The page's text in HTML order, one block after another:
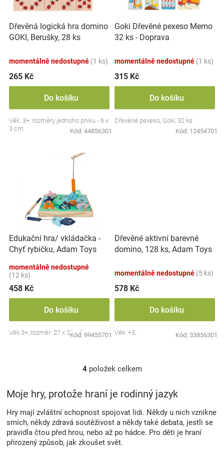
Značky
Blog
Hračkářství
Přihlášení
ůo
d
u
t
ů
Dřevěná logická hra domino
GOKI, Berušky, 28 ks
momentálně nedostupné (1 ks)
265 Kč
Do košíku
Věk: 3+, rozměry jednoho prvku - 6 x
3 cm
Kód: 44856301
Goki Dřevěné pexeso Memo
32 ks - Doprava
momentálně nedostupné (1 ks)
315 Kč
Do košíku
Dřevěné pexeso, Goki, 32 ks
Kód: 12454701
Edukační hra/ vkládačka -
Chyť rybičku, Adam Toys
momentálně nedostupné
(12 ks)
458 Kč
Do košíku
Věk 3+, rozměr: 27 x 20 x 3 cm
Kód: 99455701
Dřevěné aktivní barevné
domino, 128 ks, Adam Toys
momentálně nedostupné (5 ks)
578 Kč
Do košíku
Věk: +3, Kód: 33856301
O
l
á
d
a
c
í
4položek celkem
Moje hry, protože hraní je rodinný jazyk
Hry mají zvláštní schopnost spojovat lidi. Někdy u nich vznikne
smích, někdy zdravá soutěživost a někdy také debata, jestli se
pravidla čtou před hrou, nebo až po hádce. Pro děti je hraní
přirozený způsob, jak zkoušet svět.